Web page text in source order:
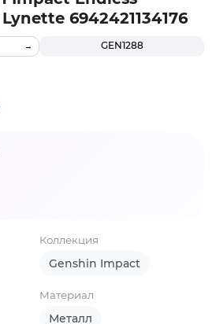
6942421134176
GEN1288
Коллекция
Genshin Impact
Материал
Металл